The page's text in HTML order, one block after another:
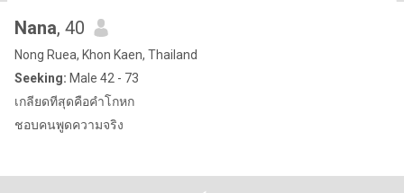
Nana, 40
Nong Ruea, Khon Kaen, Thailand
Seeking: Male 42 - 73
เกลียดทีสุดคือคำโกหก
ชอบคนพูดความจริง